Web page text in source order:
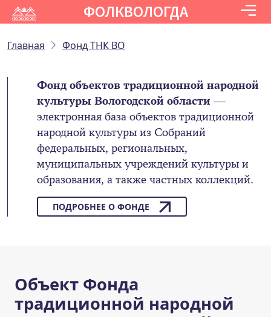
ФОЛКВОЛОГДА
Главная Фонд ТНК ВО
Фонд объектов традиционной народной
культуры Вологодской области—
электронная база объектов традиционной
народной культуры из Собраний
федеральных, региональных,
муниципальных учреждений культуры и
образования, а также частных коллекций.
ПОДРОБНЕЕ О ФОНДЕ
Объект Фонда
традиционной народной